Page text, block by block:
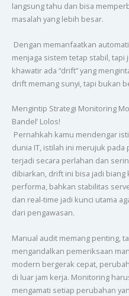
langsung tahu dan bisa
masalah yang lebih besar.
Dengan memanfaatkan
menjaga sistem tetap stabil,
khawatir ada “drift” yang
drift memang sunyi, tapi bukan
Mengintip Strategi Monitoring
Bandel’ Lolos!
Pernahkah kamu mendengar
dunia IT, istilah ini merujuk
terjadi secara perlahan dan
dibiarkan, drift ini bisa jadi biang
performa, bahkan stabilitas
dan real-time jadi kunci utama
dari pengawasan.
Manual audit memang penting,
mengandalkan pemeriksaan
modern bergerak cepat,
di luar jam kerja. Monitoring
mengamati setiap perubahan